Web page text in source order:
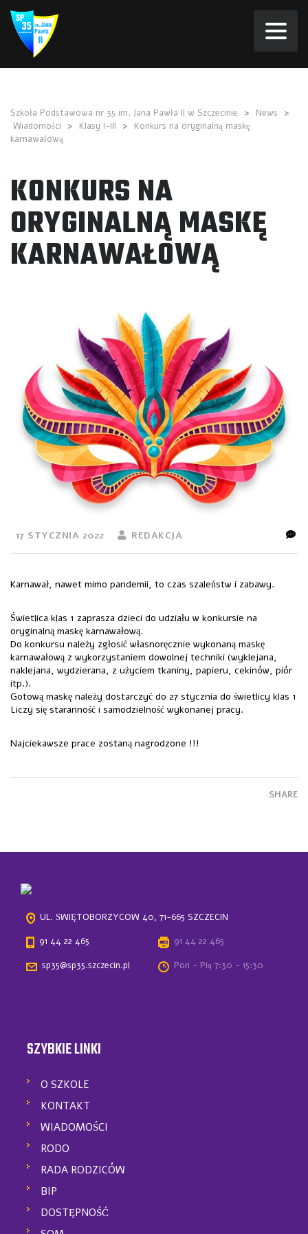
Szkoła Podstawowa nr 35 im. Jana Pawła II w Szczecinie > News
>
Wiadomości
> Klasy I-III >
Konkurs na oryginalną maskę
karnawałową
KONKURS NA
ORYGINALNĄ MASKĘ
KARNAWAŁOWĄ
17 STYCZNIA 2022 REDAKCJA
Karnawał, nawet mimo pandemii, to czas szaleństw i zabawy.
Świetlica klas 1 zaprasza dzieci do udziału w konkursie na
oryginalną maskę karnawałową.
Do konkursu należy zgłosić własnoręcznie wykonaną maskę
karnawałową z wykorzystaniem dowolnej techniki (wyklejana,
naklejana, wydzierana, z użyciem tkaniny, papieru, cekinów, piór
itp.).
Gotową maskę należy dostarczyć do 27 stycznia do świetlicy klas 1
Liczy się staranność i samodzielność wykonanej pracy.
Najciekawsze prace zostaną nagrodzone !!!
SHARE
UL. ŚWIĘTOBORZYCÓW 40, 71-665 SZCZECIN
91 44 22 465
91 44 22 465
sp35@sp35.szczecin.pl
Pon - Pią 7:30 - 15:30
SZYBKIE LINKI
O SZKOLE
KONTAKT
WIADOMOŚCI
RODO
RADA RODZICÓW
BIP
DOSTĘPNOŚĆ